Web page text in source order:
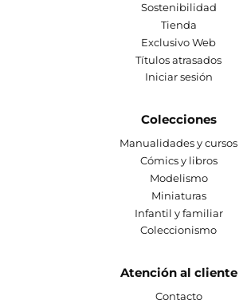
Sostenibilidad
Tienda
Exclusivo Web
Títulos atrasados
Iniciar sesión
Colecciones
Manualidades y cursos
Cómics y libros
Modelismo
Miniaturas
Infantil y familiar
Coleccionismo
Atención al cliente
Contacto